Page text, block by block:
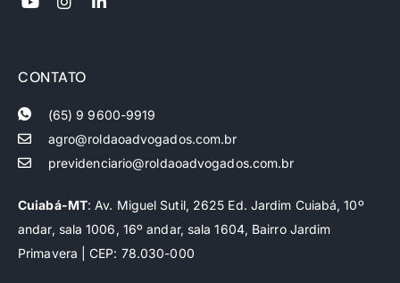
CONTATO
(65) 9 9600-9919
agro@roldaoadvogados.com.br
previdenciario@roldaoadvogados.com.br
Cuiabá-MT: Av. Miguel Sutil, 2625 Ed. Jardim Cuiabá, 10º
andar, sala 1006, 16º andar, sala 1604, Bairro Jardim
Primavera | CEP: 78.030-000